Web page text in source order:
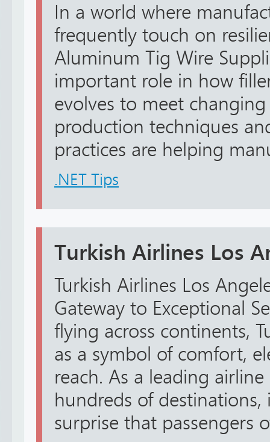
In a world where
frequently touch on
Aluminum Tig Wire
important role in how
evolves to meet
production techniques
practices are helping
.NET Tips
Turkish Airlines Los
Turkish Airlines Los
Gateway to Exceptional
flying across continents,
as a symbol of comfort,
reach. As a leading
hundreds of destinations,
surprise that passengers